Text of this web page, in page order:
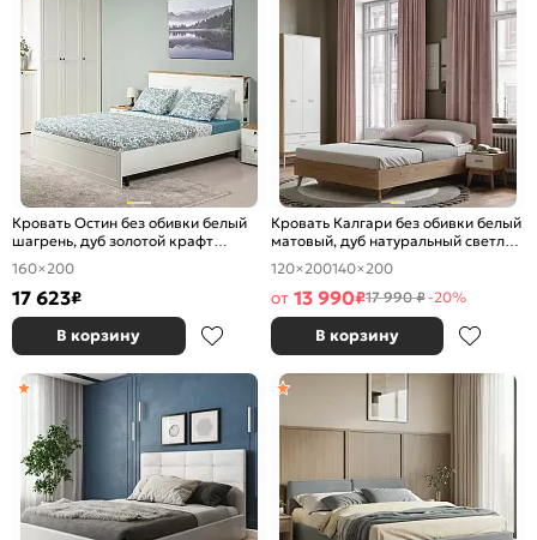
Кровать Остин без обивки белый
шагрень, дуб золотой крафт
1600x2000, изголовье жесткое
160×200
17 623₽
В корзину
Кровать Калгари без обивки белый
матовый, дуб натуральный светлый
1400x2000, изголовье жесткое
120×200140×200
от 13 990₽17 990 ₽-20%
В корзину